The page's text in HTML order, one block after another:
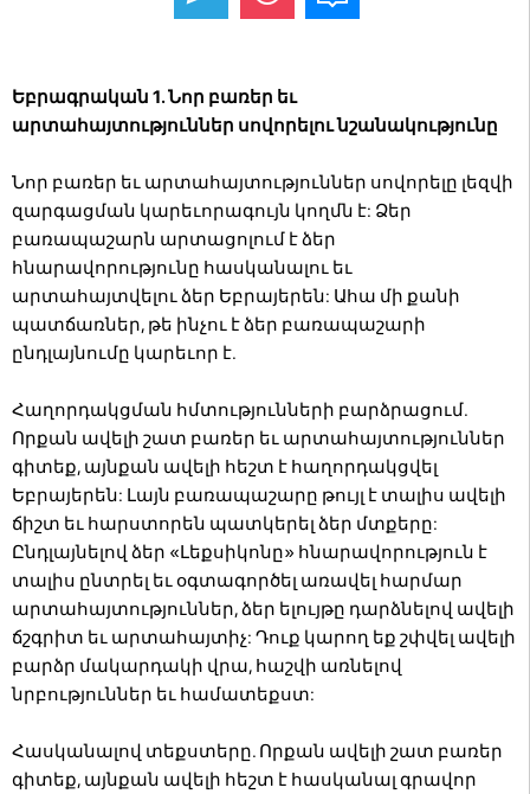
Եբրագրական 1. Նոր բառեր եւ
արտահայտություններ սովորելու նշանակությունը
Նոր բառեր եւ արտահայտություններ սովորելը լեզվի
զարգացման կարեւորագույն կողմն է: Ձեր
բառապաշարն արտացոլում է ձեր
հնարավորությունը հասկանալու եւ
արտահայտվելու ձեր Եբրայերեն: Ահա մի քանի
պատճառներ, թե ինչու է ձեր բառապաշարի
ընդլայնումը կարեւոր է.
Հաղորդակցման հմտությունների բարձրացում.
Որքան ավելի շատ բառեր եւ արտահայտություններ
գիտեք, այնքան ավելի հեշտ է հաղորդակցվել
Եբրայերեն: Լայն բառապաշարը թույլ է տալիս ավելի
ճիշտ եւ հարստորեն պատկերել ձեր մտքերը:
Ընդլայնելով ձեր «Լեքսիկոնը» հնարավորություն է
տալիս ընտրել եւ օգտագործել առավել հարմար
արտահայտություններ, ձեր ելույթը դարձնելով ավելի
ճշգրիտ եւ արտահայտիչ: Դուք կարող եք շփվել ավելի
բարձր մակարդակի վրա, հաշվի առնելով
նրբություններ եւ համատեքստ:
Հասկանալով տեքստերը. Որքան ավելի շատ բառեր
գիտեք, այնքան ավելի հեշտ է հասկանալ գրավոր